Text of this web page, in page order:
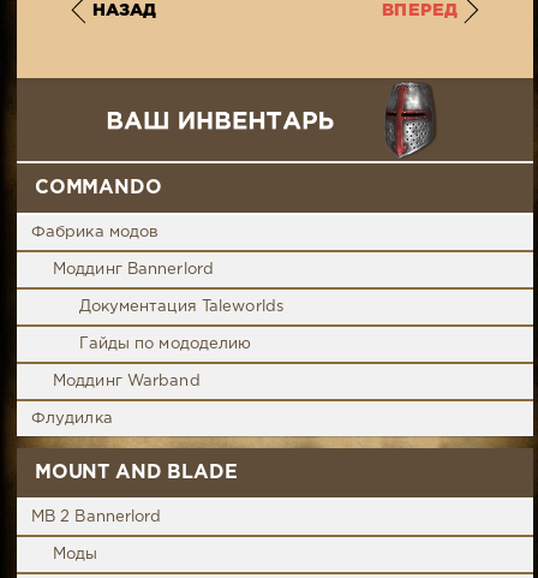
НАЗАД ВПЕРЕД
COMMANDO
Фабрика модов
Моддинг Bannerlord
Документация Taleworlds
Гайды по мододелию
Моддинг Warband
Флудилка
MOUNT AND BLADE
MB 2 Bannerlord
Моды